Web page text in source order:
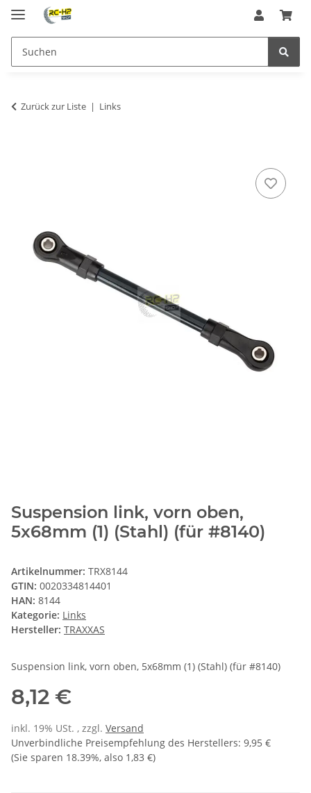
Zurück zur Liste Links
Suspension link, vorn oben,
5x68mm (1) (Stahl) (für #8140)
Artikelnummer: TRX8144
GTIN: 0020334814401
HAN: 8144
Kategorie: Links
Hersteller: TRAXXAS
Suspension link, vorn oben, 5x68mm (1) (Stahl) (für #8140)
8,12 €
inkl. 19% USt. , zzgl. Versand
Unverbindliche Preisempfehlung des Herstellers: 9,95 €
(Sie sparen 18.39%, also 1,83 €)